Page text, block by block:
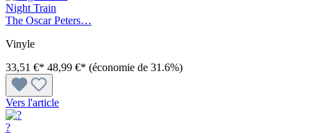
Night Train
The Oscar Peters…
Vinyle
33,51 €* 48,99 €* (économie de 31.6%)
Vers l'article
?